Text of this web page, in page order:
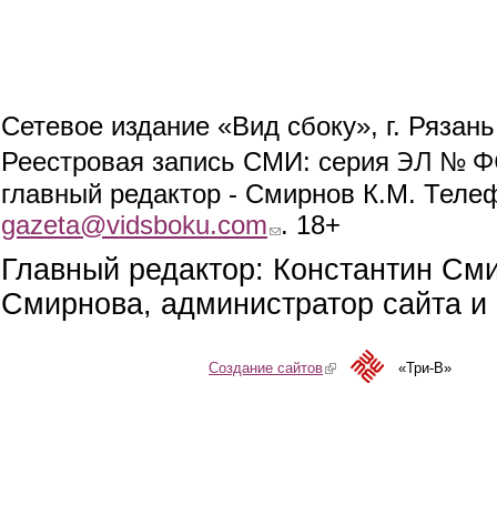
Сетевое издание «Вид сбоку», г.
Реестровая запись СМИ: серия ЭЛ №
главный редактор - Смирнов К.М.
gazeta@vidsboku.com (link sends e-mail)
. 18+
Главный редактор: Константин
Смирнова, администратор сайта
Создание сайтов(link is external)«Три-В»